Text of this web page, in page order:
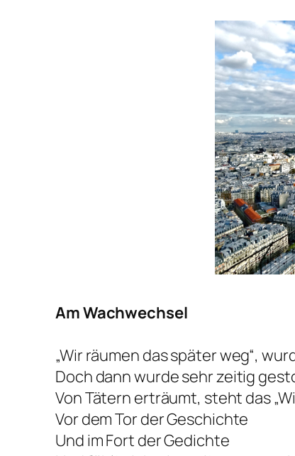
Am Wachwechsel
„Wir räumen das später weg“,
Doch dann wurde sehr zeitig
Von Tätern erträumt, steht das
Vor dem Tor der Geschichte
Und im Fort der Gedichte